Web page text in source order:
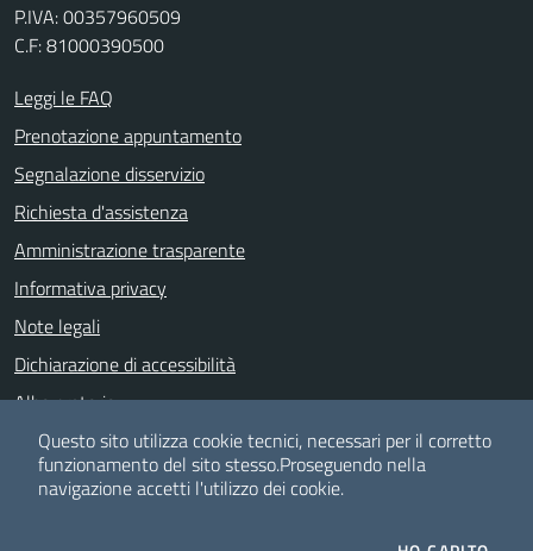
P.IVA: 00357960509
C.F: 81000390500
Leggi le FAQ
Prenotazione appuntamento
Segnalazione disservizio
Richiesta d'assistenza
Amministrazione trasparente
Informativa privacy
Note legali
Dichiarazione di accessibilità
Albo pretorio
Meccanismo di feedback
Questo sito utilizza cookie tecnici, necessari per il corretto
funzionamento del sito stesso.Proseguendo nella
navigazione accetti l'utilizzo dei cookie.